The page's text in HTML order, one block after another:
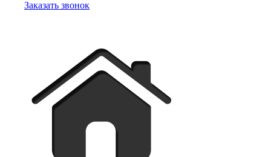
Заказать звонок